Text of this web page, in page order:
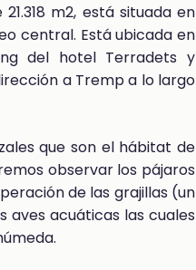
m2, está situada en
central. Está ubicada en
del hotel Terradets y
a Tremp a lo largo
que son el hábitat de
observar los pájaros
de las grajillas (un
aves acuáticas las cuales